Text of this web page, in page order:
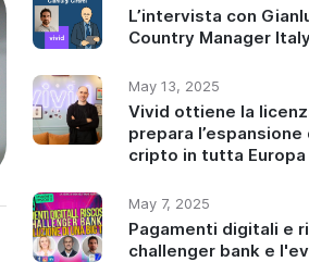
L’intervista con
Country Manager
May 13, 2025
Vivid ottiene la
prepara
cripto in tutta Europa
May 7, 2025
Pagamenti digitali e
challenger bank e